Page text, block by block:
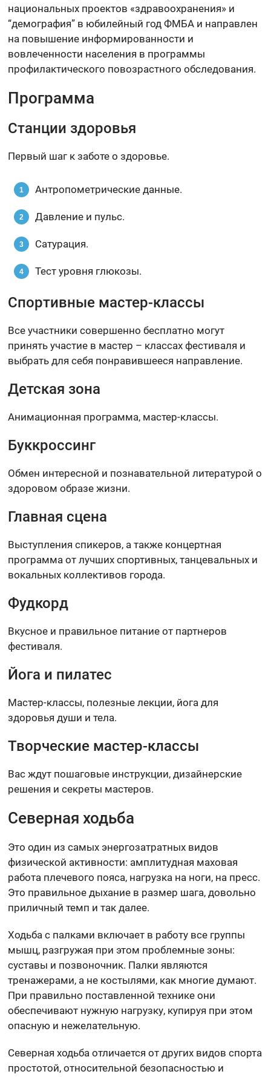
национальных проектов «здравоохранения» и
“демография” в юбилейный год ФМБА и направлен
на повышение информированности и
вовлеченности населения в программы
профилактического повозрастного обследования.
Программа
Станции здоровья
Первый шаг к заботе о здоровье.
Антропометрические данные.
Давление и пульс.
Сатурация.
Тест уровня глюкозы.
Спортивные мастер-классы
Все участники совершенно бесплатно могут
принять участие в мастер – классах фестиваля и
выбрать для себя понравившееся направление.
Детская зона
Анимационная программа, мастер-классы.
Буккроссинг
Обмен интересной и познавательной литературой о
здоровом образе жизни.
Главная сцена
Выступления спикеров, а также концертная
программа от лучших спортивных, танцевальных и
вокальных коллективов города.
Фудкорд
Вкусное и правильное питание от партнеров
фестиваля.
Йога и пилатес
Мастер-классы, полезные лекции, йога для
здоровья души и тела.
Творческие мастер-классы
Вас ждут пошаговые инструкции, дизайнерские
решения и секреты мастеров.
Северная ходьба
Это один из самых энергозатратных видов
физической активности: амплитудная маховая
работа плечевого пояса, нагрузка на ноги, на пресс.
Это правильное дыхание в размер шага, довольно
приличный темп и так далее.
Ходьба с палками включает в работу все группы
мышц, разгружая при этом проблемные зоны:
суставы и позвоночник. Палки являются
тренажерами, а не костылями, как многие думают.
При правильно поставленной технике они
обеспечивают нужную нагрузку, купируя при этом
опасную и нежелательную.
Северная ходьба отличается от других видов спорта
простотой, относительной безопасностью и